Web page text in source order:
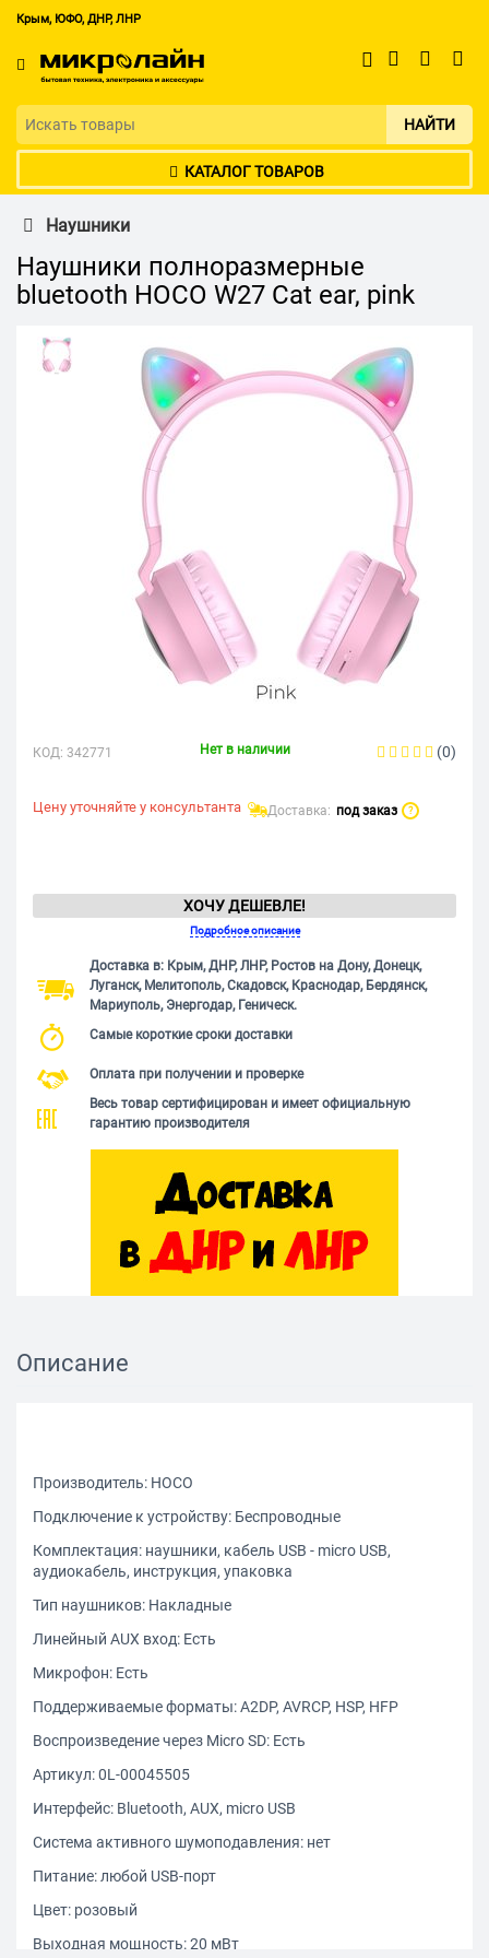
Крым, ЮФО, ДНР, ЛНР
НАЙТИ
КАТАЛОГ ТОВАРОВ
Наушники
Наушники полноразмерные
bluetooth HOCO W27 Cat ear, pink
КОД: 342771 Нет в наличии (0)
Цену уточняйте у консультанта Доставка: под заказ ?
ХОЧУ ДЕШЕВЛЕ!
Подробное описание
Доставка в: Крым, ДНР, ЛНР, Ростов на Дону, Донецк,
Луганск, Мелитополь, Скадовск, Краснодар, Бердянск,
Мариуполь, Энергодар, Геническ.
Самые короткие сроки доставки
Оплата при получении и проверке
Весь товар сертифицирован и имеет официальную
гарантию производителя
Описание
Производитель: HOCO
Подключение к устройству: Беспроводные
Комплектация: наушники, кабель USB - micro USB,
аудиокабель, инструкция, упаковка
Тип наушников: Накладные
Линейный AUX вход: Есть
Микрофон: Есть
Поддерживаемые форматы: A2DP, AVRCP, HSP, HFP
Воспроизведение через Micro SD: Есть
Артикул: 0L-00045505
Интерфейс: Bluetooth, AUX, micro USB
Система активного шумоподавления: нет
Питание: любой USB-порт
Цвет: розовый
Выходная мощность: 20 мВт